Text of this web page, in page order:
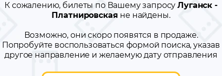
К сожалению, билеты по Вашему запросуЛуганск -
Платнировская не найдены.
Возможно, они скоро появятся в продаже.
Попробуйте воспользоваться формой поиска, указав
другое направление и желаемую дату отправления